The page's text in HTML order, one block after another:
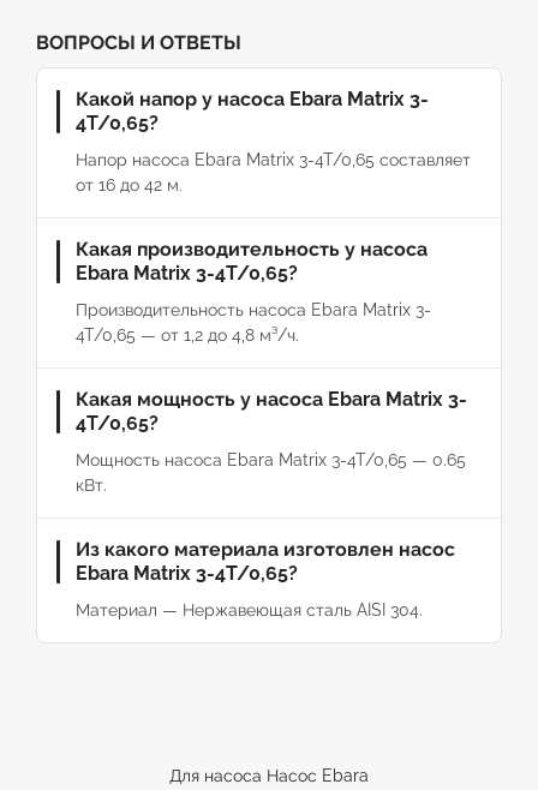
ВОПРОСЫ И ОТВЕТЫ
Какой напор у насоса Ebara Matrix 3-
4T/0,65?
Напор насоса Ebara Matrix 3-4T/0,65 составляет
от 16 до 42 м.
Какая производительность у насоса
Ebara Matrix 3-4T/0,65?
Производительность насоса Ebara Matrix 3-
4T/0,65 — от 1,2 до 4,8 м³/ч.
Какая мощность у насоса Ebara Matrix 3-
4T/0,65?
Мощность насоса Ebara Matrix 3-4T/0,65 — 0.65
кВт.
Из какого материала изготовлен насос
Ebara Matrix 3-4T/0,65?
Материал — Нержавеющая сталь AISI 304.
Для насоса Насос Ebara